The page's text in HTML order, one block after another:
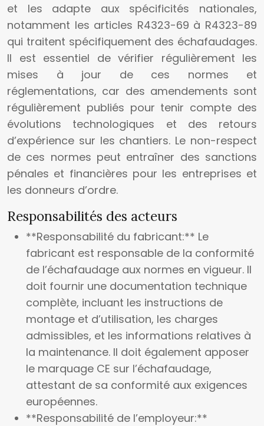
et les adapte aux spécificités nationales,
notamment les articles R4323-69 à R4323-89
qui traitent spécifiquement des échafaudages.
Il est essentiel de vérifier régulièrement les
mises à jour de ces normes et
réglementations, car des amendements sont
régulièrement publiés pour tenir compte des
évolutions technologiques et des retours
d’expérience sur les chantiers. Le non-respect
de ces normes peut entraîner des sanctions
pénales et financières pour les entreprises et
les donneurs d’ordre.
Responsabilités des acteurs
**Responsabilité du fabricant:** Le
fabricant est responsable de la conformité
de l’échafaudage aux normes en vigueur. Il
doit fournir une documentation technique
complète, incluant les instructions de
montage et d’utilisation, les charges
admissibles, et les informations relatives à
la maintenance. Il doit également apposer
le marquage CE sur l’échafaudage,
attestant de sa conformité aux exigences
européennes.
**Responsabilité de l’employeur:**